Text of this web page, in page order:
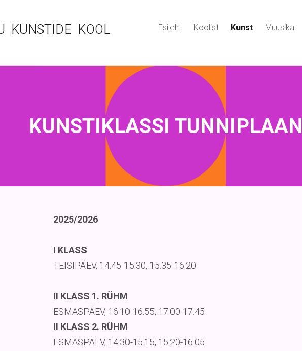
KUNSTIDE KOOL Esileht Koolist Kunst Muusika
KUNSTIKLASSI TUNNIPLAAN
2025/2026
I KLASS
TEISIPÄEV, 14.45-15.30, 15.35-16.20
II KLASS 1. RÜHM
ESMASPÄEV, 16.10-16.55, 17.00-17.45
II KLASS 2. RÜHM
ESMASPÄEV, 14.30-15.15, 15.20-16.05